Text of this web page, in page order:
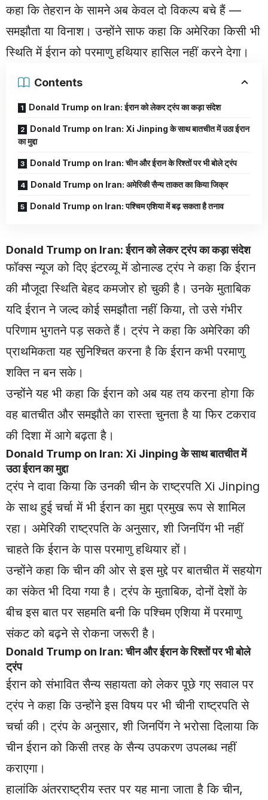
कहा कि तेहरान के सामने अब केवल दो विकल्प बचे हैं —
समझौता या विनाश। उन्होंने साफ कहा कि अमेरिका किसी भी
स्थिति में ईरान को परमाणु हथियार हासिल नहीं करने देगा।
Contents
Donald Trump on Iran: ईरान को लेकर ट्रंप का कड़ा संदेश
Donald Trump on Iran: Xi Jinping के साथ बातचीत में उठा ईरान
का मुद्दा
Donald Trump on Iran: चीन और ईरान के रिश्तों पर भी बोले ट्रंप
Donald Trump on Iran: अमेरिकी सैन्य ताकत का किया जिक्र
Donald Trump on Iran: पश्चिम एशिया में बढ़ सकता है तनाव
Donald Trump on Iran: ईरान को लेकर ट्रंप का कड़ा संदेश
फॉक्स न्यूज को दिए इंटरव्यू में डोनाल्ड ट्रंप ने कहा कि ईरान
की मौजूदा स्थिति बेहद कमजोर हो चुकी है। उनके मुताबिक
यदि ईरान ने जल्द कोई समझौता नहीं किया, तो उसे गंभीर
परिणाम भुगतने पड़ सकते हैं। ट्रंप ने कहा कि अमेरिका की
प्राथमिकता यह सुनिश्चित करना है कि ईरान कभी परमाणु
शक्ति न बन सके।
उन्होंने यह भी कहा कि ईरान को अब यह तय करना होगा कि
वह बातचीत और समझौते का रास्ता चुनता है या फिर टकराव
की दिशा में आगे बढ़ता है।
Donald Trump on Iran: Xi Jinping के साथ बातचीत में
उठा ईरान का मुद्दा
ट्रंप ने दावा किया कि उनकी चीन के राष्ट्रपति Xi Jinping
के साथ हुई चर्चा में भी ईरान का मुद्दा प्रमुख रूप से शामिल
रहा। अमेरिकी राष्ट्रपति के अनुसार, शी जिनपिंग भी नहीं
चाहते कि ईरान के पास परमाणु हथियार हों।
उन्होंने कहा कि चीन की ओर से इस मुद्दे पर बातचीत में सहयोग
का संकेत भी दिया गया है। ट्रंप के मुताबिक, दोनों देशों के
बीच इस बात पर सहमति बनी कि पश्चिम एशिया में परमाणु
संकट को बढ़ने से रोकना जरूरी है।
Donald Trump on Iran: चीन और ईरान के रिश्तों पर भी बोले
ट्रंप
ईरान को संभावित सैन्य सहायता को लेकर पूछे गए सवाल पर
ट्रंप ने कहा कि उन्होंने इस विषय पर भी चीनी राष्ट्रपति से
चर्चा की। ट्रंप के अनुसार, शी जिनपिंग ने भरोसा दिलाया कि
चीन ईरान को किसी तरह के सैन्य उपकरण उपलब्ध नहीं
कराएगा।
हालांकि अंतरराष्ट्रीय स्तर पर यह माना जाता है कि चीन,